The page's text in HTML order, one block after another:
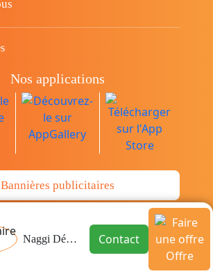
Naggi Déménagement
Contact
Offre
Nos applications
Bannières publicitaires
2014-2026 Cava.tn Limited Tous
les droits sont réservés.